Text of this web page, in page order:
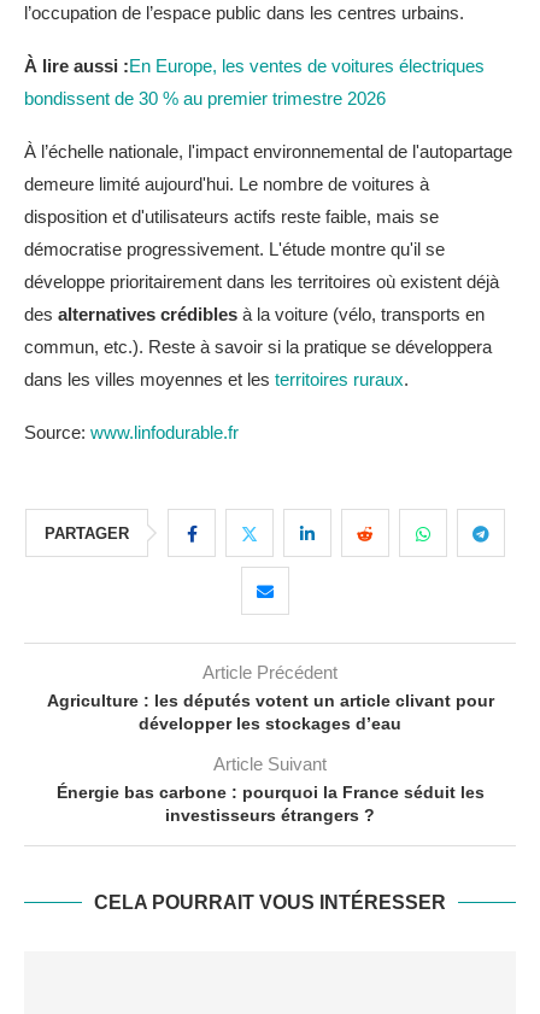
l’occupation de l’espace public dans les centres urbains.
À lire aussi :En Europe, les ventes de voitures électriques
bondissent de 30 % au premier trimestre 2026
À l’échelle nationale, l'impact environnemental de l'autopartage
demeure limité aujourd'hui. Le nombre de voitures à
disposition et d'utilisateurs actifs reste faible, mais se
démocratise progressivement. L'étude montre qu'il se
développe prioritairement dans les territoires où existent déjà
des alternatives crédibles à la voiture (vélo, transports en
commun, etc.). Reste à savoir si la pratique se développera
dans les villes moyennes et les territoires ruraux.
Source: www.linfodurable.fr
PARTAGER
Article Précédent
Agriculture : les députés votent un article clivant pour
développer les stockages d’eau
Article Suivant
Énergie bas carbone : pourquoi la France séduit les
investisseurs étrangers ?
CELA POURRAIT VOUS INTÉRESSER